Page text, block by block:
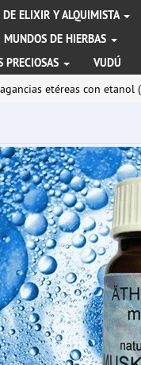
DE ELIXIR Y ALQUIMISTA
MUNDOS DE HIERBAS
PRECIOSAS VUDÚ
etéreas con